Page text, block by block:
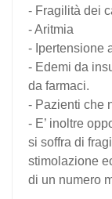
- Fragilità dei
- Aritmia
- Ipertensione
- Edemi da
da farmaci.
- Pazienti che
- E’ inoltre
si soffra di
stimolazione
di un numero